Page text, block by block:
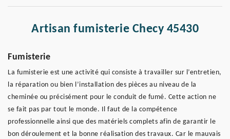
Artisan fumisterie Checy 45430
Fumisterie
La fumisterie est une activité qui consiste à travailler sur l’entretien,
la réparation ou bien l’installation des pièces au niveau de la
cheminée ou précisément pour le conduit de fumé. Cette action ne
se fait pas par tout le monde. Il faut de la compétence
professionnelle ainsi que des matériels complets afin de garantir le
bon déroulement et la bonne réalisation des travaux. Car le mauvais